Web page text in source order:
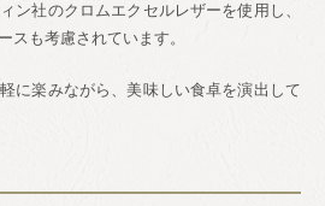
ン社のクロムエクセルレザーを使用し、
スも考慮されています。
に楽みながら、美味しい食卓を演出して